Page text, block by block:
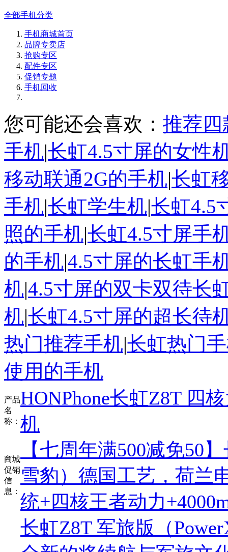
全部手机分类
手机商城首页
品牌专卖店
抢购专区
配件专区
促销专题
手机回收
您可能还会喜欢： 推荐四
手机|长虹4.5寸屏的女性
移动联通2G的手机|长虹
手机|长虹学生机|长虹4.5
照的手机|长虹4.5寸屏手
的手机|4.5寸屏的长虹手
机|4.5寸屏的双卡双待长
机|长虹4.5寸屏的超长待
热门推荐手机|长虹热门
使用的手机
产品
名
称：
HONPhone长虹Z8T 四
机
商城
促销
信
息：
【七周年满500减免50
雪豹）德国工艺，荷兰
统+四核王者动力
长虹Z8T 军旅版（